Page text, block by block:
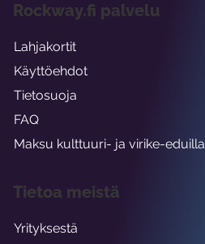
Rockway.fi palvelu
Lahjakortit
Käyttöehdot
Tietosuoja
FAQ
Maksu kulttuuri- ja virike-eduilla
Tietoa meistä
Yrityksestä